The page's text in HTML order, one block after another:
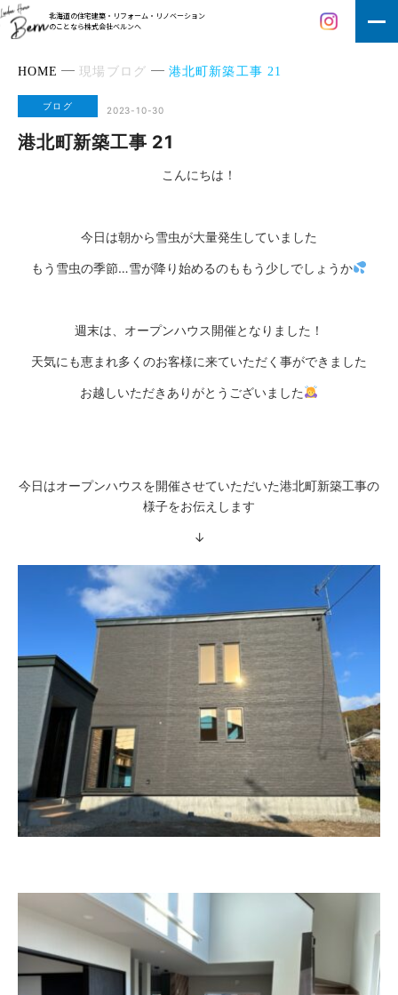
北海道の住宅建築・リフォーム・リノベーション
のことなら株式会社ベルンへ
HOME 現場ブログ 港北町新築工事 21
ブログ 2023-10-30
港北町新築工事 21
こんにちは！
今日は朝から雪虫が大量発生していました
もう雪虫の季節…雪が降り始めるのももう少しでしょうか
週末は、オープンハウス開催となりました！
天気にも恵まれ多くのお客様に来ていただく事ができました
お越しいただきありがとうございました
今日はオープンハウスを開催させていただいた港北町新築工事の
様子をお伝えします
↓